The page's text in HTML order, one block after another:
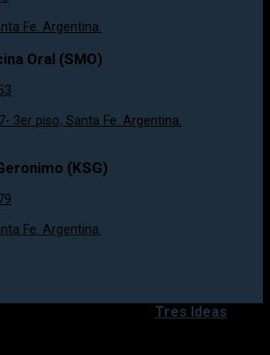
Fe. Argentina.
Oral (SMO)
3er piso, Santa Fe. Argentina.
(KSG)
Fe. Argentina.
Tres Ideas